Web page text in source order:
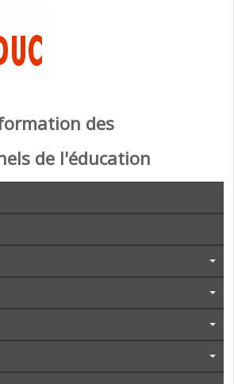
des
de l'éducation